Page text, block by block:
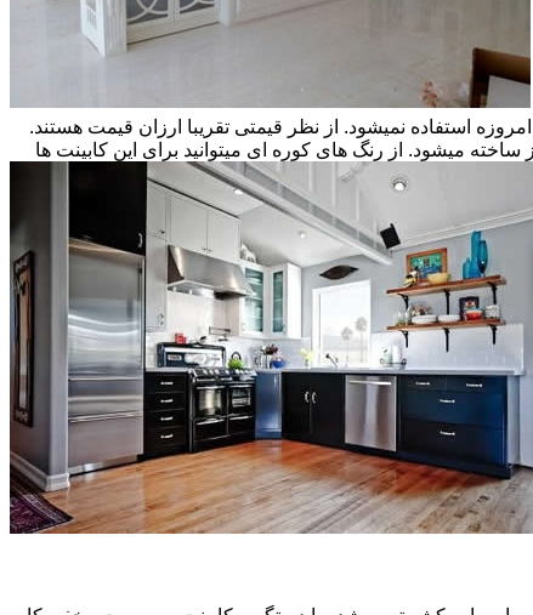
استفاده نمیشود. از نظر قیمتی تقریبا ارزان قیمت هستند.
میشود. از رنگ های کوره ای میتوانید برای این کابینت ها